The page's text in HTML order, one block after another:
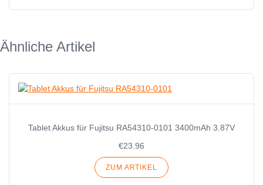
Ähnliche Artikel
Tablet Akkus für Fujitsu RA54310-0101 3400mAh 3.87V
€23.96
ZUM ARTIKEL